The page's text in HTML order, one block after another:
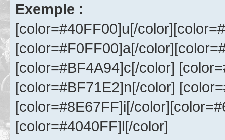
Exemple :
[color=#40FF00]u[/
[color=#F0FF00]a[/
[color=#BF4A94]c[/color]
[color=#BF71E2]n[/color]
[color=#8E67FF]i[/
[color=#4040FF]l[/color]